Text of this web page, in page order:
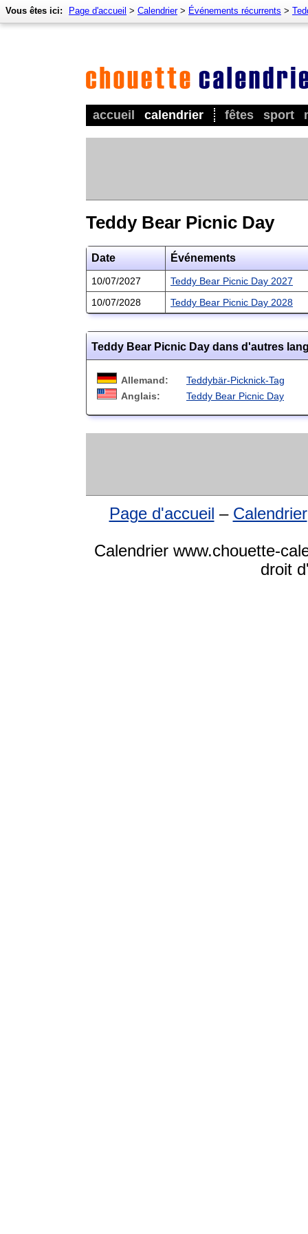
accueil calendrier fêtes sport
Vous êtes ici: Page d'accueil > Calendrier> Événements récurrents >
Teddy Bear Picnic Day
Date Événements
10/07/2027
Teddy Bear Picnic Day 2027
10/07/2028
Teddy Bear Picnic Day 2028
Teddy Bear Picnic Day dans d'autres
Allemand:
Teddybär-Picknick-Tag
Anglais:
Teddy Bear Picnic Day
Page d'accueil – Calendrier
Calendrier www.chouette-
droit